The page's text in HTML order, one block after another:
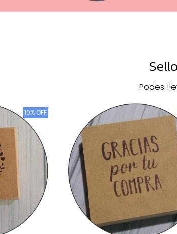
Podes
10% OFF